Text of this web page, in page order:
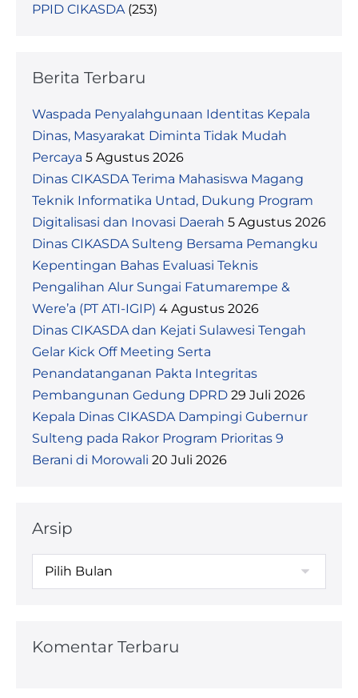
PPID CIKASDA (253)
Berita Terbaru
Waspada Penyalahgunaan Identitas Kepala
Dinas, Masyarakat Diminta Tidak Mudah
Percaya 5 Agustus 2026
Dinas CIKASDA Terima Mahasiswa Magang
Teknik Informatika Untad, Dukung Program
Digitalisasi dan Inovasi Daerah 5 Agustus 2026
Dinas CIKASDA Sulteng Bersama Pemangku
Kepentingan Bahas Evaluasi Teknis
Pengalihan Alur Sungai Fatumarempe &
Were’a (PT ATI-IGIP) 4 Agustus 2026
Dinas CIKASDA dan Kejati Sulawesi Tengah
Gelar Kick Off Meeting Serta
Penandatanganan Pakta Integritas
Pembangunan Gedung DPRD 29 Juli 2026
Kepala Dinas CIKASDA Dampingi Gubernur
Sulteng pada Rakor Program Prioritas 9
Berani di Morowali 20 Juli 2026
Arsip
Komentar Terbaru